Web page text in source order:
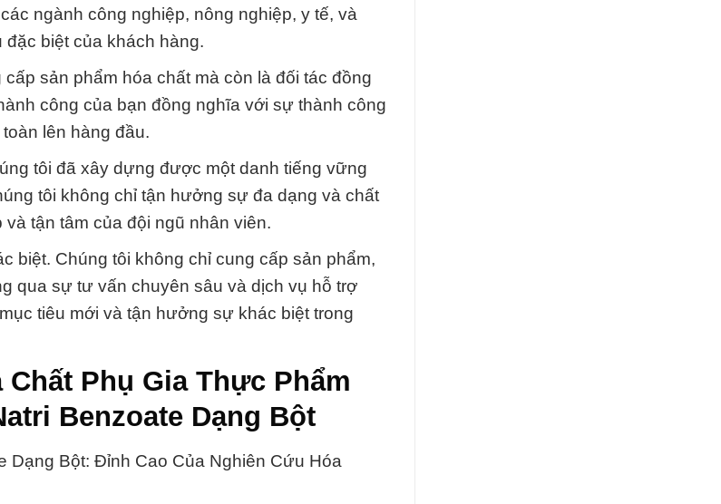
ngành công nghiệp, nông nghiệp, y tế, và
biệt của khách hàng.
sản phẩm hóa chất mà còn là đối tác đồng
công của bạn đồng nghĩa với sự thành công
lên hàng đầu.
tôi đã xây dựng được một danh tiếng vững
tôi không chỉ tận hưởng sự đa dạng và chất
tận tâm của đội ngũ nhân viên.
biệt. Chúng tôi không chỉ cung cấp sản phẩm,
qua sự tư vấn chuyên sâu và dịch vụ hỗ trợ
tiêu mới và tận hưởng sự khác biệt trong
Phụ Gia Thực Phẩm
Benzoate Dạng Bột
Dạng Bột: Đỉnh Cao Của Nghiên Cứu Hóa